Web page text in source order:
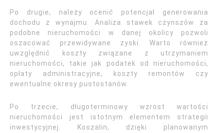
Po drugie, należy ocenić potencjał generowania
dochodu z wynajmu. Analiza stawek czynszów za
podobne nieruchomości w danej okolicy pozwoli
oszacować przewidywane zyski. Warto również
uwzględnić koszty związane z utrzymaniem
nieruchomości, takie jak podatek od nieruchomości,
opłaty administracyjne, koszty remontów czy
ewentualne okresy pustostanów.
Po trzecie, długoterminowy wzrost wartości
nieruchomości jest istotnym elementem strategii
inwestycyjnej. Koszalin, dzięki planowanym